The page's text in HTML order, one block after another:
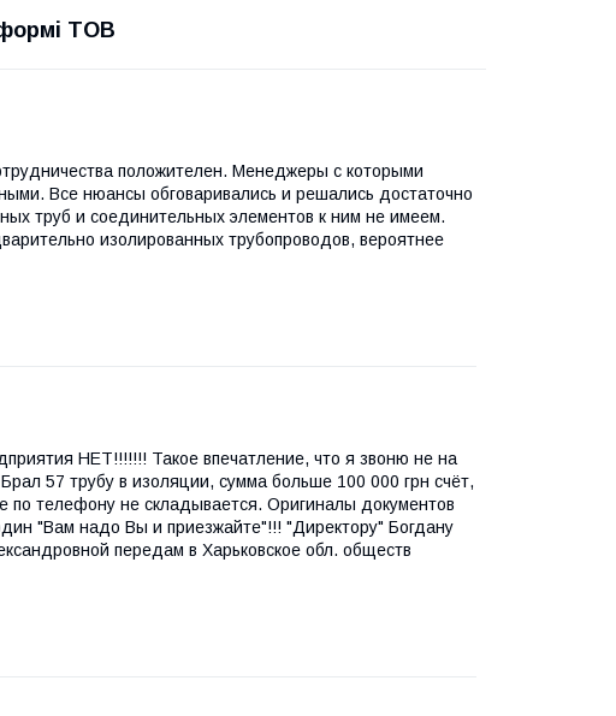
ТОВ
положителен. Менеджеры с которыми
Все нюансы обговаривались и решались достаточно
труб и соединительных элементов к ним не имеем.
изолированных трубопроводов, вероятнее
НЕТ!!!!!!! Такое впечатление, что я звоню не на
57 трубу в изоляции, сумма больше 100 000 грн счёт,
по телефону не складывается. Оригиналы документов
"Вам надо Вы и приезжайте"!!! "Директору" Богдану
передам в Харьковское обл. обществ